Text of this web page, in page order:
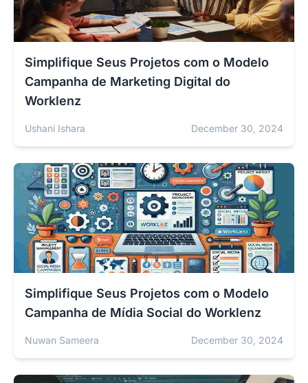
Simplifique Seus Projetos com o Modelo
Campanha de Marketing Digital do
Worklenz
Ushani Ishara December 30, 2024
Simplifique Seus Projetos com o Modelo
Campanha de Mídia Social do Worklenz
Nuwan Sameera December 30, 2024